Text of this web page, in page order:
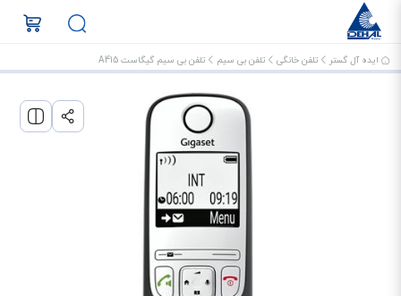
ایده آل گستر تلفن خانگی تلفن بی سیم تلفن بی سیم گیگاست A415